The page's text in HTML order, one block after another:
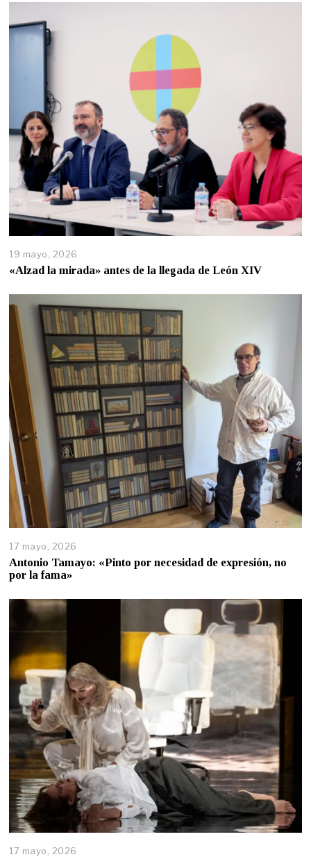
19 mayo, 2026
«Alzad la mirada» antes de la llegada de León XIV
17 mayo, 2026
Antonio Tamayo: «Pinto por necesidad de expresión, no
por la fama»
17 mayo, 2026